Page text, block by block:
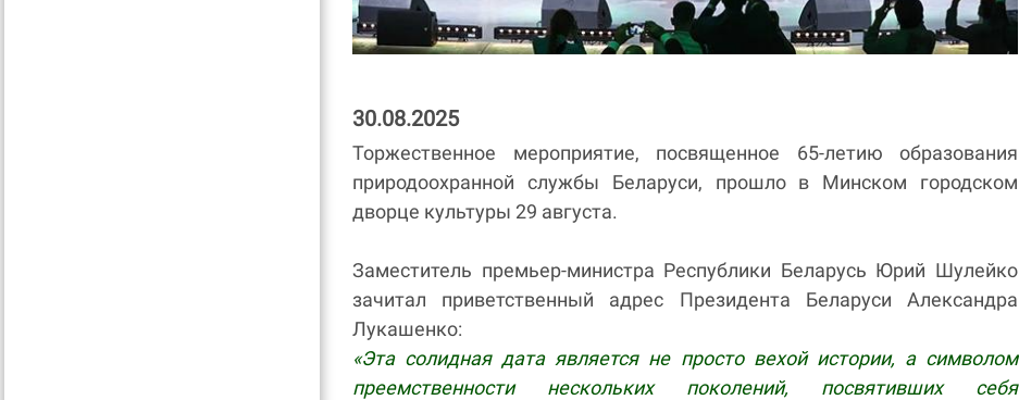
30.08.2025
Торжественное мероприятие, посвященное 65-летию образования
природоохранной службы Беларуси, прошло в Минском городском
дворце культуры 29 августа.
Заместитель премьер-министра Республики Беларусь Юрий Шулейко
зачитал приветственный адрес Президента Беларуси Александра
Лукашенко:
«Эта солидная дата является не просто вехой истории, а символом
преемственности нескольких поколений, посвятивших себя